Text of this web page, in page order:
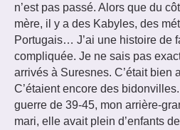
n’est pas passé. Alors que du
mère, il y a des Kabyles, des
Portugais… J’ai une histoire de
compliquée. Je ne sais pas
arrivés à Suresnes. C’était bien
C’étaient encore des
guerre de 39-45, mon arrière-
mari, elle avait plein d’enfants